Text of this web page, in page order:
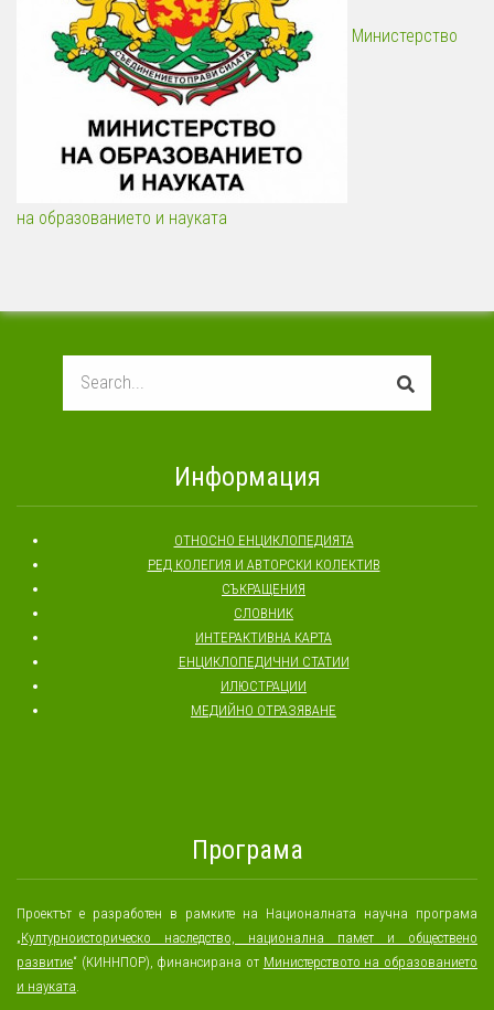
Министерство
на образованието и науката
Информация
ОТНОСНО ЕНЦИКЛОПЕДИЯТА
РЕД КОЛЕГИЯ И АВТОРСКИ КОЛЕКТИВ
СЪКРАЩЕНИЯ
СЛОВНИК
ИНТЕРАКТИВНА КАРТА
ЕНЦИКЛОПЕДИЧНИ СТАТИИ
ИЛЮСТРАЦИИ
МЕДИЙНО ОТРАЗЯВАНЕ
Програма
Проектът е разработен в рамките на Националната научна програма
„Културноисторическо наследство, национална памет и обществено
развитие“ (КИННПОР), финансирана от Министерството на образованието
и науката.